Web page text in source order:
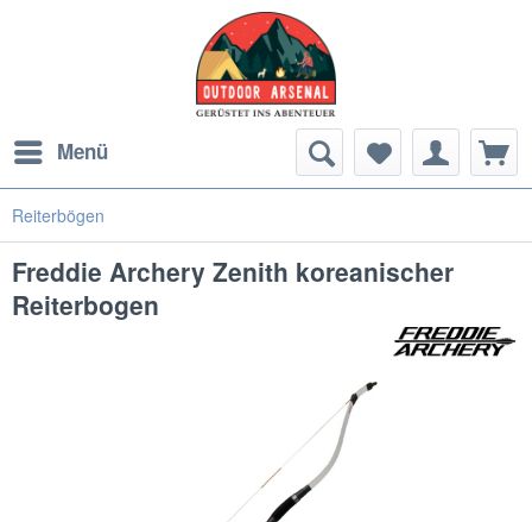
Menü
Reiterbögen
Freddie Archery Zenith koreanischer
Reiterbogen